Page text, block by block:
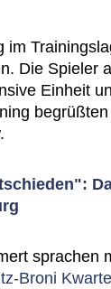
im
Die Spieler
Einheit
sprachen
Broni